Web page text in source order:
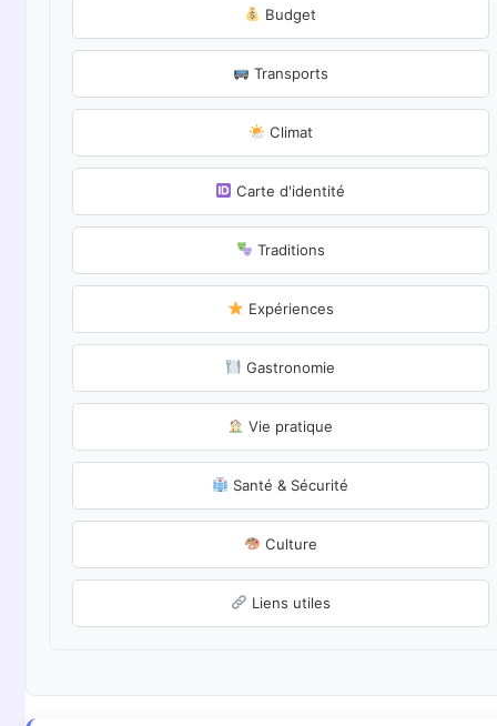
Budget
Transports
Climat
Carte d'identité
Traditions
Expériences
Gastronomie
Vie pratique
Santé & Sécurité
Culture
Liens utiles